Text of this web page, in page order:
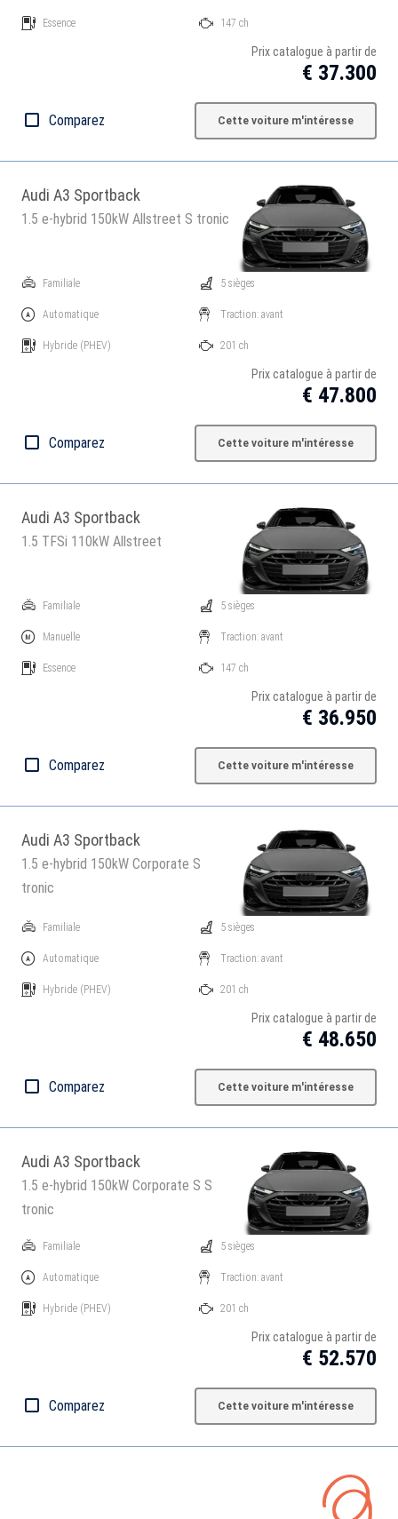
Essence 147 ch
Prix catalogue à partir de
€ 37.300
Comparez Cette voiture m'intéresse
Audi A3 Sportback
1.5 e-hybrid 150kW Allstreet S tronic
Familiale
Automatique
Hybride (PHEV)
5 sièges
Traction: avant
201 ch
Prix catalogue à partir de
€ 47.800
Comparez Cette voiture m'intéresse
Audi A3 Sportback
1.5 TFSi 110kW Allstreet
Familiale
Manuelle
Essence
5 sièges
Traction: avant
147 ch
Prix catalogue à partir de
€ 36.950
Comparez Cette voiture m'intéresse
Audi A3 Sportback
1.5 e-hybrid 150kW Corporate S
tronic
Familiale
Automatique
Hybride (PHEV)
5 sièges
Traction: avant
201 ch
Prix catalogue à partir de
€ 48.650
Comparez Cette voiture m'intéresse
Audi A3 Sportback
1.5 e-hybrid 150kW Corporate S S
tronic
Familiale
Automatique
Hybride (PHEV)
5 sièges
Traction: avant
201 ch
Prix catalogue à partir de
€ 52.570
Comparez Cette voiture m'intéresse